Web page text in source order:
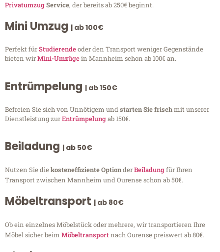
PrivatumzugService, der bereits ab 250€ beginnt.
Mini Umzug | ab 100€
Perfekt fürStudierendeoder den Transport weniger Gegenstände
bieten wirMini-Umzügein Mannheim schon ab 100€ an.
Entrümpelung | ab 150€
Befreien Sie sich von Unnötigem undstarten Sie frischmit unserer
Dienstleistung zurEntrümpelungab 150€.
Beiladung | ab 50€
Nutzen Sie diekosteneffiziente OptionderBeiladungfür Ihren
Transport zwischen Mannheim und Ourense schon ab 50€.
Möbeltransport | ab 80€
Ob ein einzelnes Möbelstück oder mehrere, wir transportieren Ihre
Möbel sicher beim Möbeltransportnach Ourense preiswert ab 80€.